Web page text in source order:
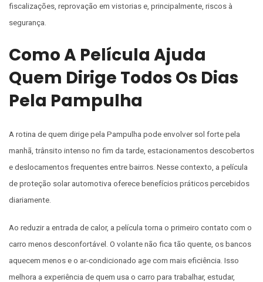
fiscalizações, reprovação em vistorias e, principalmente, riscos à
segurança.
Como A Película Ajuda
Quem Dirige Todos Os Dias
Pela Pampulha
A rotina de quem dirige pela Pampulha pode envolver sol forte pela
manhã, trânsito intenso no fim da tarde, estacionamentos descobertos
e deslocamentos frequentes entre bairros. Nesse contexto, a película
de proteção solar automotiva oferece benefícios práticos percebidos
diariamente.
Ao reduzir a entrada de calor, a película torna o primeiro contato com o
carro menos desconfortável. O volante não fica tão quente, os bancos
aquecem menos e o ar-condicionado age com mais eficiência. Isso
melhora a experiência de quem usa o carro para trabalhar, estudar,